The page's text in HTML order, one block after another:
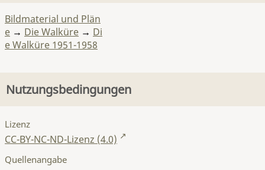
Bildmaterial und Plän
e → Die Walküre → Di
e Walküre 1951-1958
Nutzungsbedingungen
Lizenz
CC-BY-NC-ND-Lizenz (4.0)
Quellenangabe